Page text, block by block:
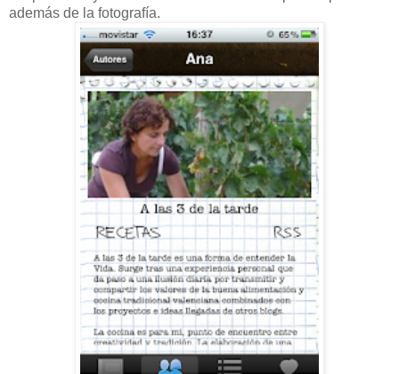
además de la fotografía.